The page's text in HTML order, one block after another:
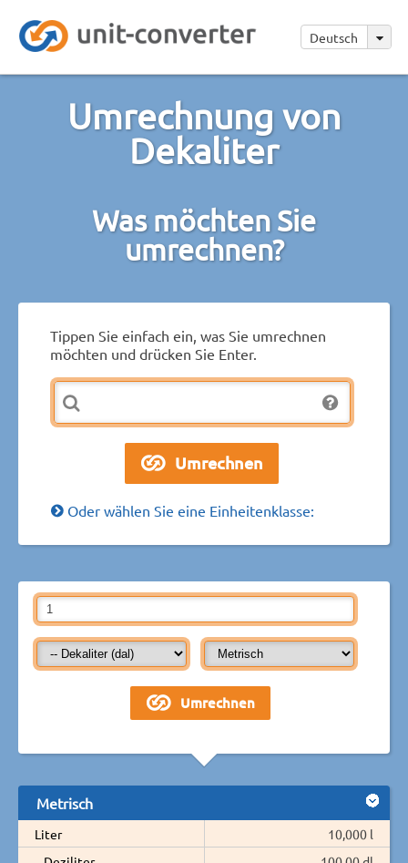
Deutsch
Umrechnung von
Dekaliter
Was möchten Sie
umrechnen?
Tippen Sie einfach ein, was Sie umrechnen
möchten und drücken Sie Enter.
Oder wählen Sie eine Einheitenklasse:
Metrisch
Liter
10,000 l